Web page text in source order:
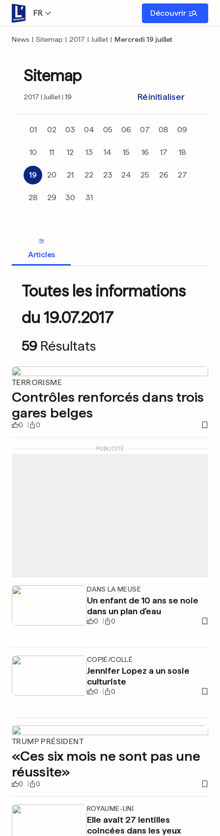
FR Découvrir
News | Sitemap | 2017 | Juillet | Mercredi 19 juillet
Sitemap
2017 Juillet 19 Réinitialiser
01 02 03 04 05 06 07 08 09
10 11 12 13 14 15 16 17 18
19 20 21 22 23 24 25 26 27
28 29 30 31
Articles
Toutes les informations
du 19.07.2017
59 Résultats
TERRORISME
Contrôles renforcés dans trois
gares belges
0 0
DANS LA MEUSE
Un enfant de 10 ans se noie
dans un plan d'eau
0 0
COPIÉ/COLLÉ
Jennifer Lopez a un sosie
culturiste
0 0
PUBLICITÉ
TRUMP PRÉSIDENT
«Ces six mois ne sont pas une
réussite»
0 0
ROYAUME-UNI
Elle avait 27 lentilles
coincées dans les yeux